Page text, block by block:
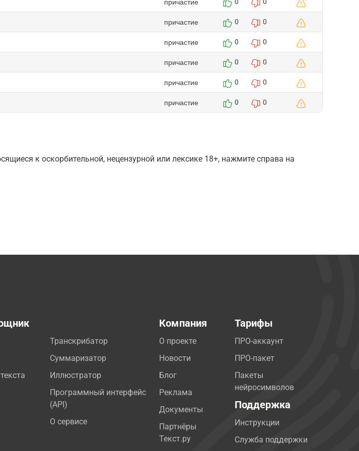
причастие 0 0
причастие 0 0
причастие 0 0
причастие 0 0
причастие 0 0
к оскорбительной, нецензурной или лексике 18+, нажмите справа на
Транскрибатор
Суммаризатор
Иллюстратор
Программный интерфейс
(API)
О сервисе
Компания
О проекте
Новости
Блог
Реклама
Документы
Партнёры
Текст.ру
Тарифы
ПРО-аккаунт
ПРО-пакет
Пакеты
нейросимволов
Поддержка
Инструкции
Служба поддержки